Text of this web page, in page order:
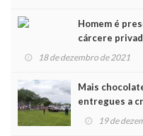
Homem é
cárcere
18 de dezembro de 2021
Mais
entregues a
19 de